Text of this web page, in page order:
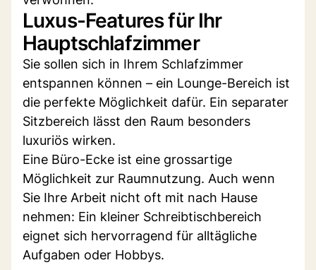
Luxus-Features für Ihr
Hauptschlafzimmer
Sie sollen sich in Ihrem Schlafzimmer
entspannen können – ein Lounge-Bereich ist
die perfekte Möglichkeit dafür. Ein separater
Sitzbereich lässt den Raum besonders
luxuriös wirken.
Eine Büro-Ecke ist eine grossartige
Möglichkeit zur Raumnutzung. Auch wenn
Sie Ihre Arbeit nicht oft mit nach Hause
nehmen: Ein kleiner Schreibtischbereich
eignet sich hervorragend für alltägliche
Aufgaben oder Hobbys.